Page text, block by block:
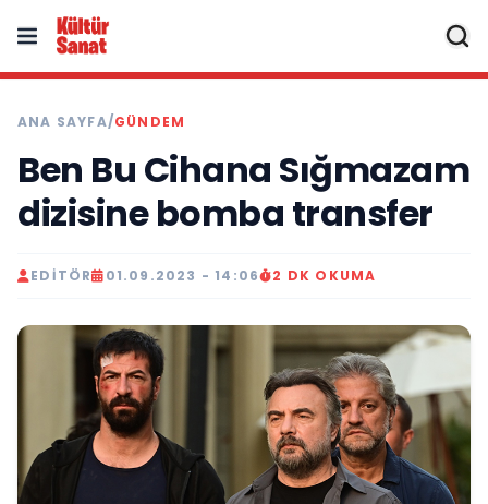
ANA SAYFA/GÜNDEM
Ben Bu Cihana Sığmazam
dizisine bomba transfer
EDITÖR 01.09.2023 - 14:06 2 DK OKUMA